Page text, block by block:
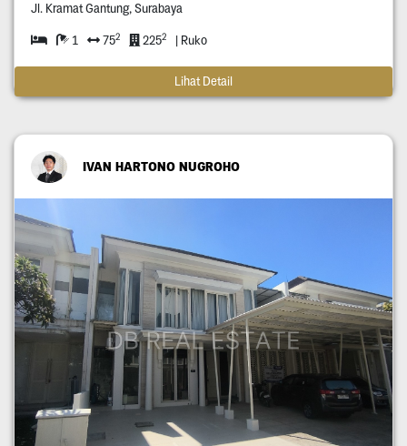
Jl. Kramat Gantung, Surabaya
1 752 2252 | Ruko
Lihat Detail
IVAN HARTONO NUGROHO